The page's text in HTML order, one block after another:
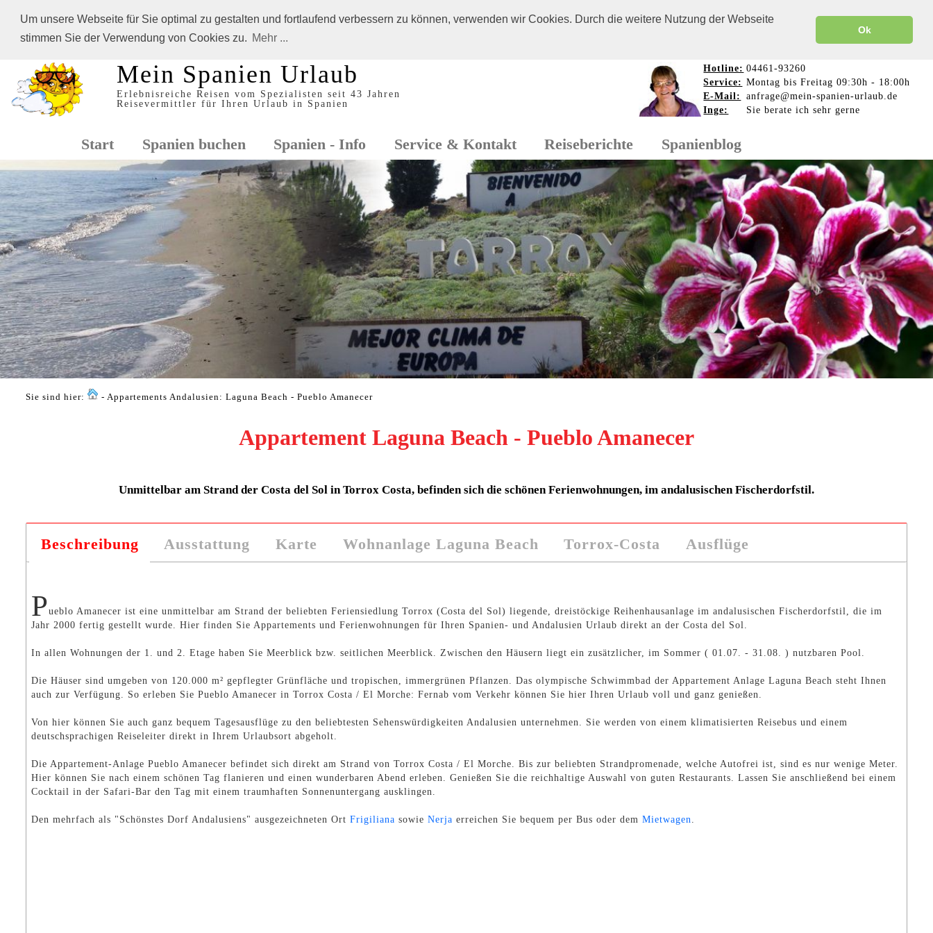
Um unsere Webseite für Sie optimal zu gestalten und fortlaufend verbessern zu können, verwenden wir Cookies. Durch die weitere Nutzung der Webseite
stimmen Sie der Verwendung von Cookies zu. Mehr ...
Ok
Mein Spanien Urlaub
Erlebnisreiche Reisen vom Spezialisten seit 43 Jahren
Reisevermittler für Ihren Urlaub in Spanien
Hotline: 04461-93260
Service: Montag bis Freitag 09:30h - 18:00h
E-Mail:
anfrage@mein-spanien-urlaub.de
Inge:
Sie berate ich sehr gerne
Start Spanien buchen Spanien - Info Service & Kontakt Reiseberichte Spanienblog
Sie sind hier: - Appartements Andalusien: Laguna Beach - Pueblo Amanecer
Appartement Laguna Beach - Pueblo Amanecer
Unmittelbar am Strand der Costa del Sol in Torrox Costa, befinden sich die schönen Ferienwohnungen, im andalusischen Fischerdorfstil.
Beschreibung Ausstattung Karte Wohnanlage Laguna Beach Torrox-Costa Ausflüge
Pueblo Amanecer ist eine unmittelbar am Strand der beliebten Feriensiedlung Torrox (Costa del Sol) liegende, dreistöckige Reihenhausanlage im andalusischen Fischerdorfstil, die im
Jahr 2000 fertig gestellt wurde. Hier finden Sie Appartements und Ferienwohnungen für Ihren Spanien- und Andalusien Urlaub direkt an der Costa del Sol.
In allen Wohnungen der 1. und 2. Etage haben Sie Meerblick bzw. seitlichen Meerblick. Zwischen den Häusern liegt ein zusätzlicher, im Sommer ( 01.07. - 31.08. ) nutzbaren Pool.
Die Häuser sind umgeben von 120.000 m² gepflegter Grünfläche und tropischen, immergrünen Pflanzen. Das olympische Schwimmbad der Appartement Anlage Laguna Beach steht Ihnen
auch zur Verfügung. So erleben Sie Pueblo Amanecer in Torrox Costa / El Morche: Fernab vom Verkehr können Sie hier Ihren Urlaub voll und ganz genießen.
Von hier können Sie auch ganz bequem Tagesausflüge zu den beliebtesten Sehenswürdigkeiten Andalusien unternehmen. Sie werden von einem klimatisierten Reisebus und einem
deutschsprachigen Reiseleiter direkt in Ihrem Urlaubsort abgeholt.
Die Appartement-Anlage Pueblo Amanecer befindet sich direkt am Strand von Torrox Costa / El Morche. Bis zur beliebten Strandpromenade, welche Autofrei ist, sind es nur wenige Meter.
Hier können Sie nach einem schönen Tag flanieren und einen wunderbaren Abend erleben. Genießen Sie die reichhaltige Auswahl von guten Restaurants. Lassen Sie anschließend bei einem
Cocktail in der Safari-Bar den Tag mit einem traumhaften Sonnenuntergang ausklingen.
Den mehrfach als "Schönstes Dorf Andalusiens" ausgezeichneten OrtFrigiliana sowieNerja erreichen Sie bequem per Bus oder demMietwagen